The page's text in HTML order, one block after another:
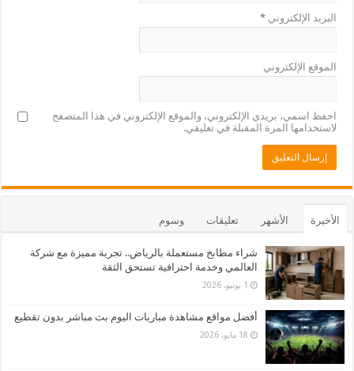
البريد الإلكتروني*
الموقع الإلكتروني
احفظ اسمي، بريدي الإلكتروني، والموقع الإلكتروني في هذا المتصفح
لاستخدامها المرة المقبلة في تعليقي.
الأخيرة الأشهر تعليقات وسوم
شراء مطابخ مستعملة بالرياض.. تجربة مميزة مع شركة
العالمي وخدمة احترافية تستحق الثقة
1 يونيو، 2026
أفضل مواقع مشاهدة مباريات اليوم بث مباشر بدون تقطيع
18 مايو، 2026